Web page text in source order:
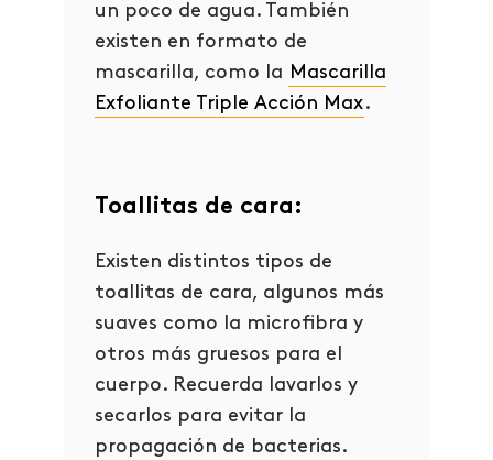
un poco de agua. También
existen en formato de
mascarilla, como la Mascarilla
Exfoliante Triple Acción Max.
Toallitas de cara:
Existen distintos tipos de
toallitas de cara, algunos más
suaves como la microfibra y
otros más gruesos para el
cuerpo. Recuerda lavarlos y
secarlos para evitar la
propagación de bacterias.